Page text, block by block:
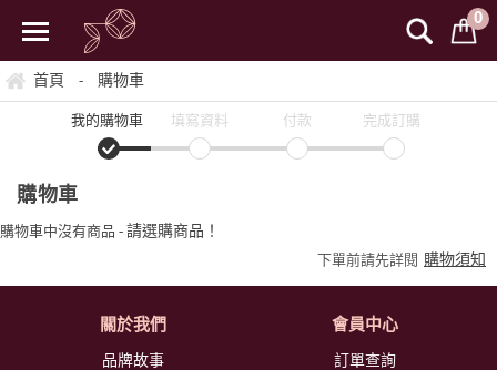
0
首頁 - 購物車
我的購物車 填寫資料 付款 完成訂購
購物車
購物車中沒有商品 - 請選購商品！
下單前請先詳閱 購物須知
關於我們
品牌故事
會員中心
訂單查詢